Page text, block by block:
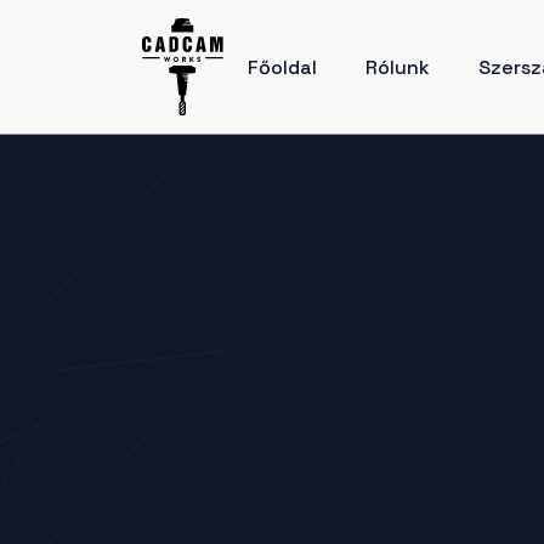
Főoldal Rólunk